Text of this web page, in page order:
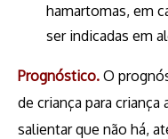
hamartomas, em
ser indicadas em
Prognóstico. O
de criança para
salientar que não há,